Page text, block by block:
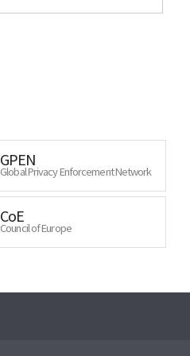
GPEN
Global Privacy Enforcement Network
CoE
Council of Europe